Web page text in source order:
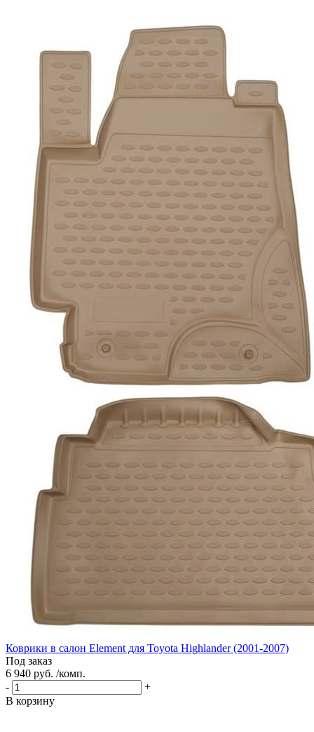
Коврики в салон Element для Toyota Highlander (2001-2007)
Под заказ
6 940 руб. /комп.
-
+
В корзину